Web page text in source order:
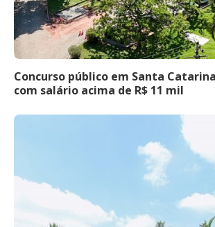
Concurso público em Santa
com salário acima de R$ 11 mil